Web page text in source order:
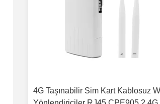
4G Taşınabilir Sim Kart Kablosuz